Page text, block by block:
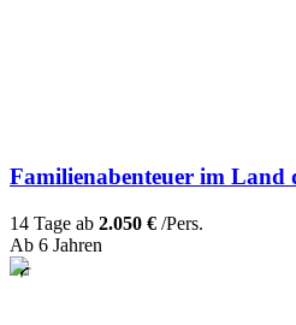
Familienabenteuer im Land
14 Tage ab 2.050 € /Pers.
Ab 6 Jahren